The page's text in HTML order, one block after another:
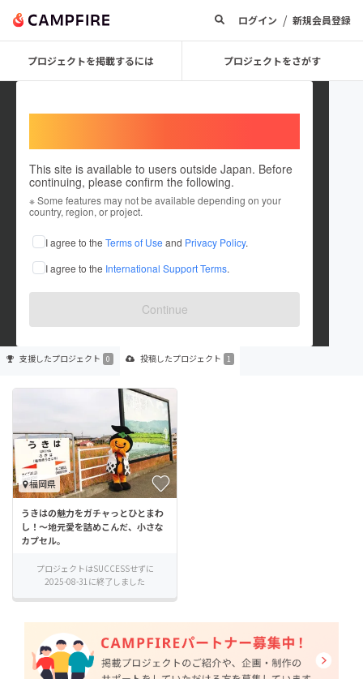
ログイン / 新規会員登録
プロジェクトを掲載するには プロジェクトをさがす
This site is available to users outside Japan. Before
continuing, please confirm the following.
※ Some features may not be available depending on your
country, region, or project.
I agree to the Terms of Use and Privacy Policy.
I agree to the International Support Terms.
Continue
ukiha01
これまでに1件のプロジェクトを投稿しています
在住国：日本 現在地：福岡県
出身国：日本 出身地：未設定
支援したプロジェクト 0 投稿したプロジェクト 1
福岡県
うきはの魅力をガチャっとひとまわ
し！〜地元愛を詰めこんだ、小さな
カプセル。
プロジェクトはSUCCESSせずに
2025-08-31に終了しました